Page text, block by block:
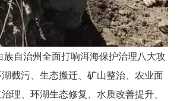
自治州全面打响洱海保护治理八大攻
截污、生态搬迁、矿山整治、农业面
理、环湖生态修复、水质改善提升、